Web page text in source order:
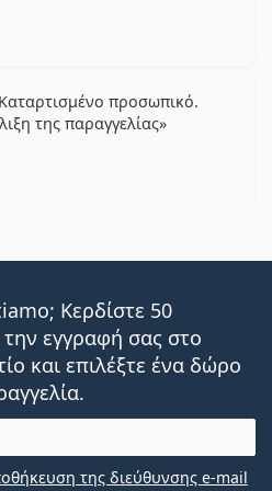
προσωπικό.
της παραγγελίας
Κερδίστε 50
εγγραφή σας στο
και επιλέξτε ένα δώρο
της διεύθυνσης e-mail